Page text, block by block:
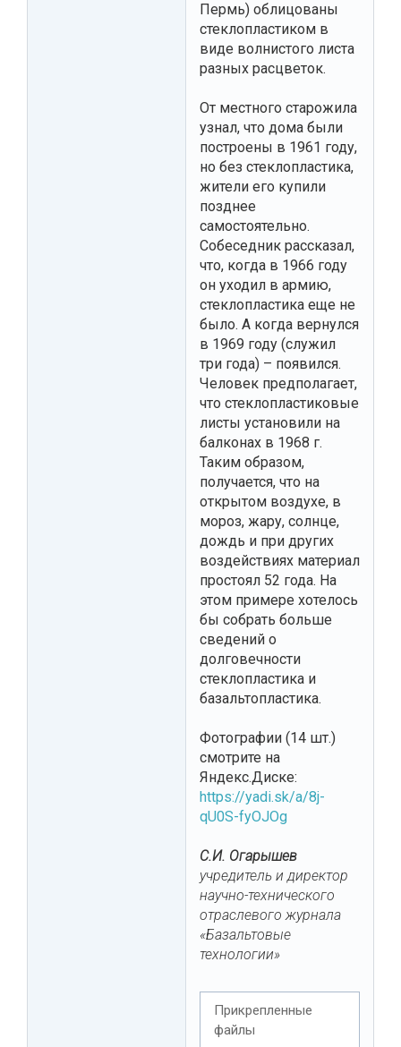
Пермь) облицованы
стеклопластиком в
виде волнистого листа
разных расцветок.
От местного старожила
узнал, что дома были
построены в 1961 году,
но без стеклопластика,
жители его купили
позднее
самостоятельно.
Собеседник рассказал,
что, когда в 1966 году
он уходил в армию,
стеклопластика еще не
было. А когда вернулся
в 1969 году (служил
три года) – появился.
Человек предполагает,
что стеклопластиковые
листы установили на
балконах в 1968 г.
Таким образом,
получается, что на
открытом воздухе, в
мороз, жару, солнце,
дождь и при других
воздействиях материал
простоял 52 года. На
этом примере хотелось
бы собрать больше
сведений о
долговечности
стеклопластика и
базальтопластика.
Фотографии (14 шт.)
смотрите на
Яндекс.Диске:
https://yadi.sk/a/8j-
qU0S-fyOJOg
С.И. Огарышев
учредитель и директор
научно-технического
отраслевого журнала
«Базальтовые
технологии»
Прикрепленные
файлы